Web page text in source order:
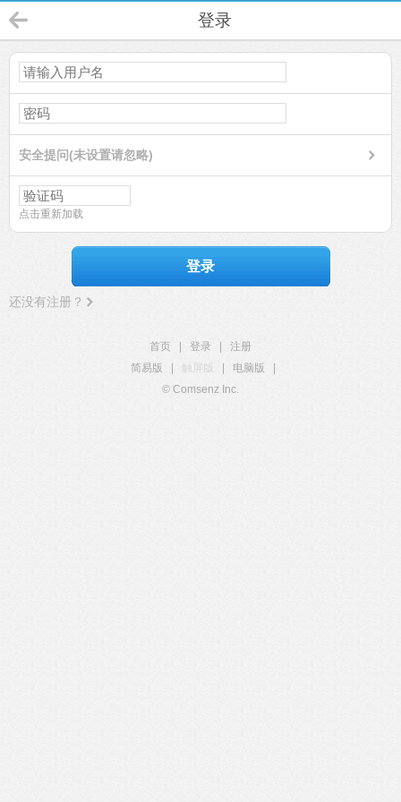
登录
安全提问(未设置请忽略)
点击重新加载
登录
还没有注册？
首页 登录
注册
简易版
触屏版 电脑版
© Comsenz Inc.